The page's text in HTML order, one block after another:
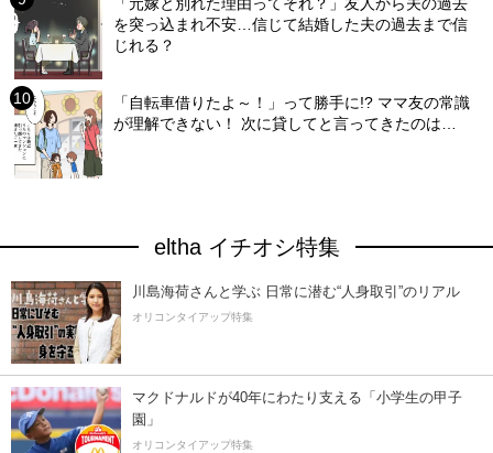
「元嫁と別れた理由ってそれ？」友人から夫の過去
を突っ込まれ不安…信じて結婚した夫の過去まで信
じれる？
「自転車借りたよ～！」って勝手に!? ママ友の常識
が理解できない！ 次に貸してと言ってきたのは…
eltha イチオシ特集
川島海荷さんと学ぶ 日常に潜む“人身取引”のリアル
オリコンタイアップ特集
マクドナルドが40年にわたり支える「小学生の甲子
園」
オリコンタイアップ特集